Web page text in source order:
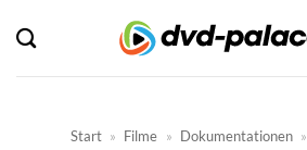
Inhalt
springen
Start » Filme » Dokumentationen »